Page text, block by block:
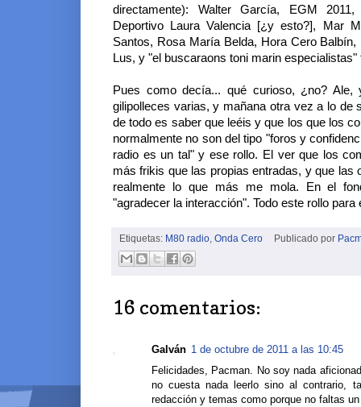
directamente): Walter García, EGM 2011,
Deportivo Laura Valencia [¿y esto?], Mar
Santos, Rosa María Belda, Hora Cero
Lus, y "el buscaraons toni marin especialistas"
Pues como decía... qué curioso, ¿no? Ale,
gilipolleces varias, y mañana otra vez a lo de
de todo es saber que leéis y que los que los
normalmente no son del tipo "foros y
radio es un tal" y ese rollo. El ver que los
más frikis que las propias entradas, y que las
realmente lo que más me mola. En el
"agradecer la interacción". Todo este rollo
Etiquetas: M80 radio, Onda Cero Publicado por
16 comentarios:
Galván 1 de octubre de 2011 a las 10:45
Felicidades, Pacman. No soy nada
no cuesta nada leerlo sino al contrario,
redacción y temas como porque no faltas